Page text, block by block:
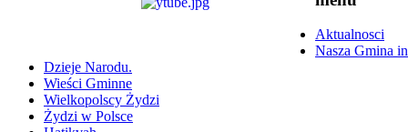
Aktualnosci
Nasza Gmina
Dzieje Narodu.
Wieści Gminne
Wielkopolscy Żydzi
Żydzi w Polsce